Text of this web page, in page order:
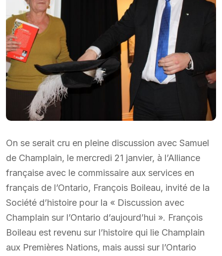
On se serait cru en pleine discussion avec Samuel
de Champlain, le mercredi 21 janvier, à l’Alliance
française avec le commissaire aux services en
français de l’Ontario, François Boileau, invité de la
Société d’histoire pour la « Discussion avec
Champlain sur l’Ontario d’aujourd’hui ». François
Boileau est revenu sur l’histoire qui lie Champlain
aux Premières Nations, mais aussi sur l’Ontario